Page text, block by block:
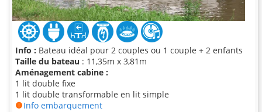
Info : Bateau idéal pour 2 couples ou 1 couple + 2 enfants
Taille du bateau : 11,35m x 3,81m
Aménagement cabine :
1 lit double fixe
1 lit double transformable en lit simple
Info embarquement